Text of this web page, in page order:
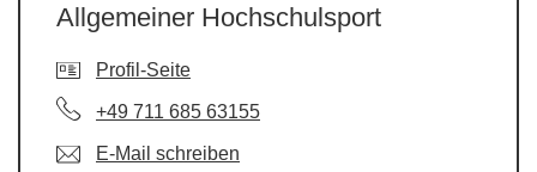
Allgemeiner Hochschulsport
Profil-Seite
+49 711 685 63155
E-Mail schreiben